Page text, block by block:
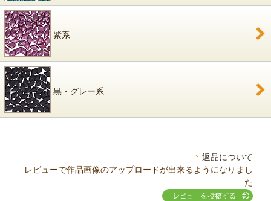
紫系
黒・グレー系
返品について
レビューで作品画像のアップロードが出来るようになりまし
た